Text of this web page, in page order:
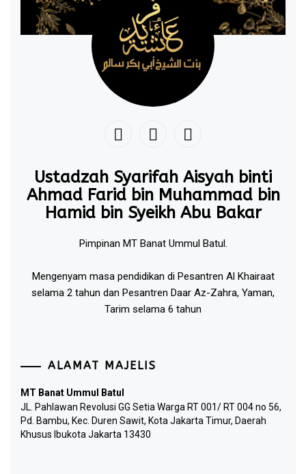
Ustadzah Syarifah Aisyah binti
Ahmad Farid bin Muhammad bin
Hamid bin Syeikh Abu Bakar
Pimpinan MT Banat Ummul Batul.
Mengenyam masa pendidikan di Pesantren Al Khairaat
selama 2 tahun dan Pesantren Daar Az-Zahra, Yaman,
Tarim selama 6 tahun
ALAMAT MAJELIS
MT Banat Ummul Batul
JL. Pahlawan Revolusi GG Setia Warga RT 001/ RT 004 no 56,
Pd. Bambu, Kec. Duren Sawit, Kota Jakarta Timur, Daerah
Khusus Ibukota Jakarta 13430